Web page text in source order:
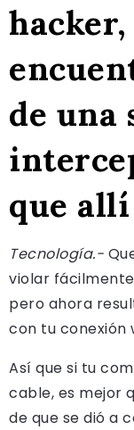
hacker,
de una
que
Tecnología.-
violar
pero ahora
con tu conexión
Así que si tu
cable, es mejor
de que se dió a